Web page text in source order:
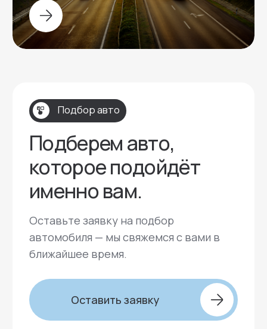
+7 (996) 704-78-01
Мессенджеры: